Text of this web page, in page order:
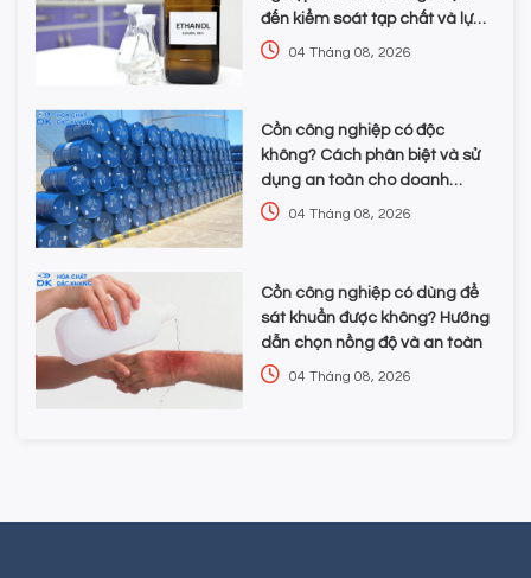
đến kiểm soát tạp chất và lựa
chọn hóa chất
04 Tháng 08, 2026
Cồn công nghiệp có độc
không? Cách phân biệt và sử
dụng an toàn cho doanh
nghiệp
04 Tháng 08, 2026
Cồn công nghiệp có dùng để
sát khuẩn được không? Hướng
dẫn chọn nồng độ và an toàn
04 Tháng 08, 2026